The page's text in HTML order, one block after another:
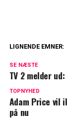
LIGNENDE EMNER:
SE NÆSTE
TV 2 melder
TOPNYHED
Adam Price vil
på nu